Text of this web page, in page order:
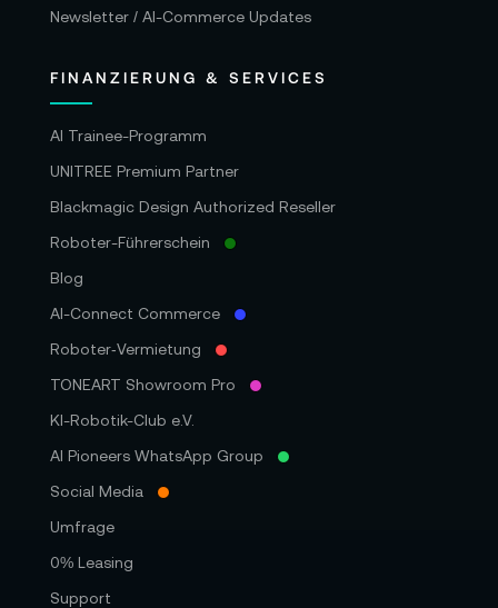
Newsletter / AI-Commerce Updates
FINANZIERUNG & SERVICES
AI Trainee-Programm
UNITREE Premium Partner
Blackmagic Design Authorized Reseller
Roboter-Führerschein
Blog
AI-Connect Commerce
Roboter‑Vermietung
TONEART Showroom Pro
KI-Robotik-Club e.V.
AI Pioneers WhatsApp Group
Social Media
Umfrage
0% Leasing
Support